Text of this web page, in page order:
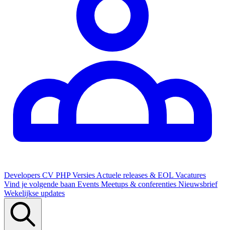
Developers CV PHP Versies Actuele releases & EOL Vacatures
Vind je volgende baan Events Meetups & conferenties Nieuwsbrief
Wekelijkse updates